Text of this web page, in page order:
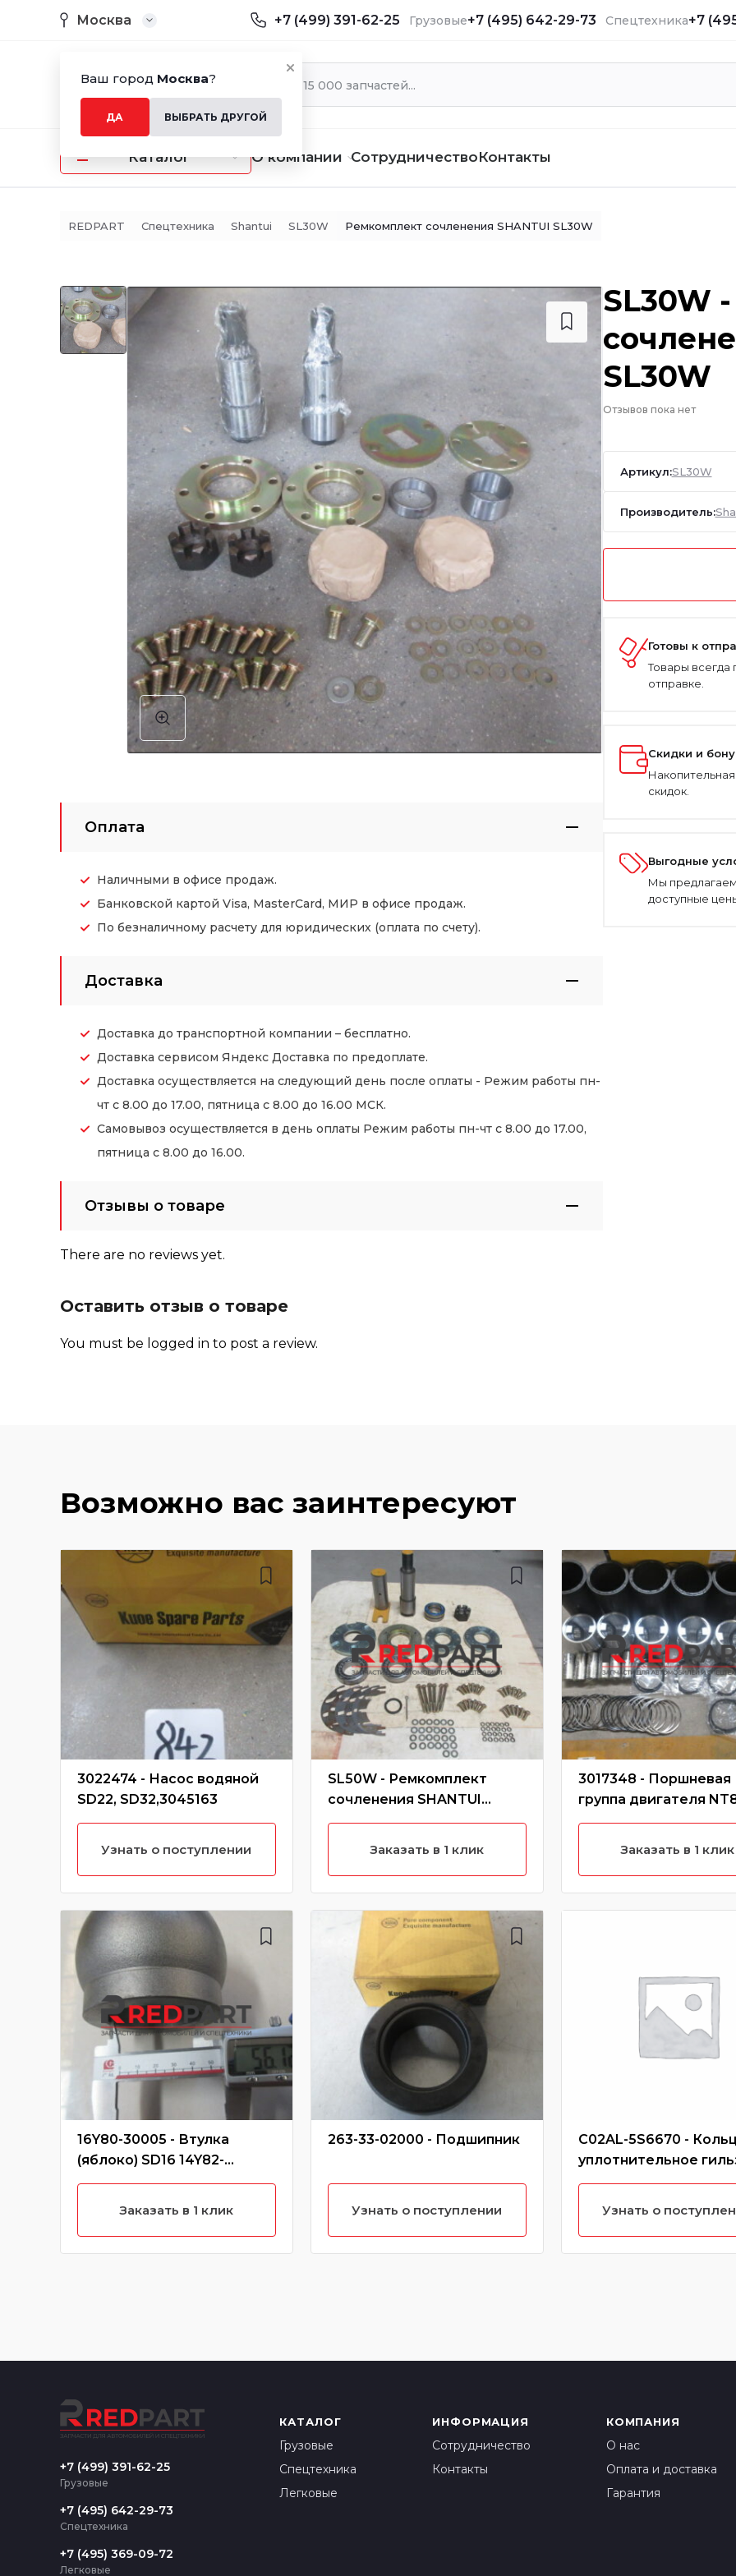
Ваш город Москва?
ДА ВЫБРАТЬ ДРУГОЙ
Москва +7 (499) 391-62-25 Грузовые+7 (495) 642-29-73 Спецтехника+7
Каталог О компании СотрудничествоКонтакты
REDPART Спецтехника Shantui SL30W Ремкомплект сочленения SHANTUI SL30W
Оплата
Наличными в офисе продаж.
Банковской картой Visa, MasterCard, МИР в офисе продаж.
По безналичному расчету для юридических (оплата по счету).
Доставка
Доставка до транспортной компании – бесплатно.
Доставка сервисом Яндекс Доставка по предоплате.
Доставка осуществляется на следующий день после оплаты - Режим работы пн-
чт с 8.00 до 17.00, пятница с 8.00 до 16.00 МСК.
Самовывоз осуществляется в день оплаты Режим работы пн-чт с 8.00 до 17.00,
пятница с 8.00 до 16.00.
Отзывы о товаре
There are no reviews yet.
Оставить отзыв о товаре
You must be logged in to post a review.
SL30W
SL30W
Отзывов пока нет
Артикул:SL30W
Производитель:
Готовы к
Товары всегда
отправке.
Скидки и
скидок.
Выгодные
Мы
доступные
Возможно вас заинтересуют
3022474 - Насос водяной
SD22, SD32,3045163
Узнать о поступлении
16Y80-30005 - Втулка
(яблоко) SD16 14Y82-
00001/16Y80-30005/16L80-
Заказать в 1 клик
SL50W - Ремкомплект
сочленения SHANTUI
SL50W
Заказать в 1 клик
263-33-02000 - Подшипник
Узнать о поступлении
3017348 - Поршневая
группа двигателя
C280
Заказать в 1 клик
C02AL-5S6670 -
уплотнительное
С6121 (C02AL-
Узнать о
+7 (499) 391-62-25
Грузовые
+7 (495) 642-29-73
Спецтехника
+7 (495) 369-09-72
Легковые
КАТАЛОГ
Грузовые
Спецтехника
Легковые
ИНФОРМАЦИЯ
Сотрудничество
Контакты
КОМПАНИЯ
О нас
Оплата и доставка
Гарантия